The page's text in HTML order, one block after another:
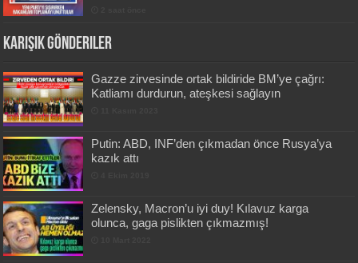
Karışık Gönderiler
Gazze zirvesinde ortak bildiride BM’ye çağrı:
Katliamı durdurun, ateşkesi sağlayın
Putin: ABD, INF’den çıkmadan önce Rusya’ya
kazık attı
Zelensky, Macron’u iyi duy! Kılavuz karga
olunca, gaga pislikten çıkmazmış!